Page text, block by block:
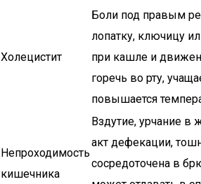
Холецистит
Боли под правым
лопатку, ключицу
при кашле и
горечь во рту,
повышается
Непроходимость
кишечника
Вздутие, урчание в
акт дефекации,
сосредоточена в